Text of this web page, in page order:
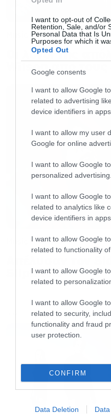
I want to opt-out of
Retention, Sale, and/or
Personal Data that Is
Purposes for which it
Opted Out
Google consents
I want to allow Google
related to advertising
device identifiers in apps.
I want to allow my user
Google for online
I want to allow Google
personalized advertising.
I want to allow Google
related to analytics like
device identifiers in apps.
I want to allow Google
related to functionality
I want to allow Google
related to
I want to allow Google
related to security,
functionality and fraud
user protection.
CONFIRM
Data Deletion
Οι λόγοι της
Wilson από
Slipknot!